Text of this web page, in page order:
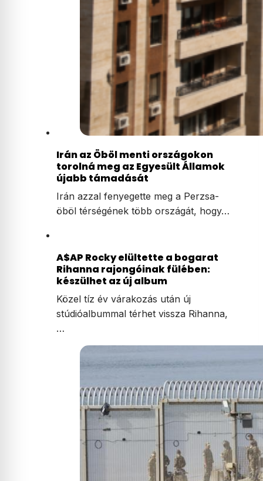
Irán az Öböl menti országokon
torolná meg az Egyesült Államok
újabb támadását
Irán azzal fenyegette meg a Perzsa-
öböl térségének több országát, hogy…
A$AP Rocky elültette a bogarat
Rihanna rajongóinak fülében:
készülhet az új album
Közel tíz év várakozás után új
stúdióalbummal térhet vissza Rihanna,
…